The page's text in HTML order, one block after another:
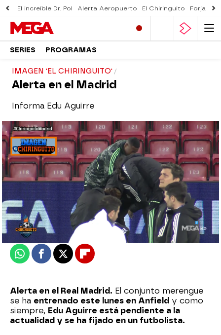
El increíble Dr. Pol Alerta Aeropuerto El Chiringuito Forjado
SERIES PROGRAMAS
IMAGEN 'EL CHIRINGUITO'
Alerta en el Madrid
Informa Edu Aguirre
El Chiringuito
Actualizado:
21 de febrero de 2023, 06:00
Publicado:21 de febrero de 2023, 01:07
WhatsappFacebook
X Flipboard
Alerta en el Real Madrid. El conjunto merengue
se ha entrenado este lunes en Anfield y como
siempre, Edu Aguirre está pendiente a la
actualidad y se ha fijado en un futbolista.